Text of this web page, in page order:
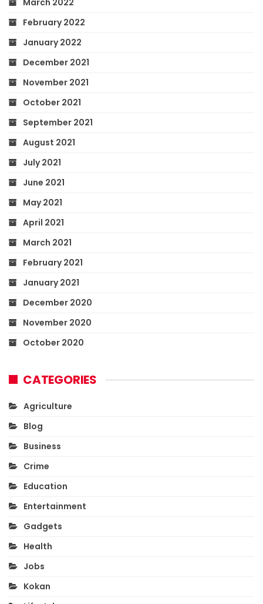
February 2022
January 2022
December 2021
November 2021
October 2021
September 2021
August 2021
July 2021
June 2021
May 2021
April 2021
March 2021
February 2021
January 2021
December 2020
November 2020
October 2020
CATEGORIES
Agriculture
Blog
Business
Crime
Education
Entertainment
Gadgets
Health
Jobs
Kokan